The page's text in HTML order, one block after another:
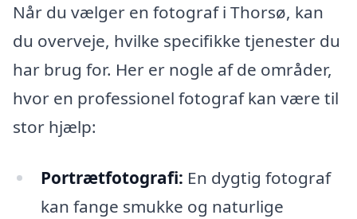
Når du vælger en fotograf i Thorsø, kan
du overveje, hvilke specifikke tjenester du
har brug for. Her er nogle af de områder,
hvor en professionel fotograf kan være til
stor hjælp:
Portrætfotografi: En dygtig fotograf
kan fange smukke og naturlige